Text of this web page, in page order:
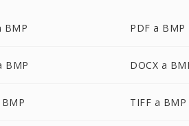
BMP PDF a BMP
BMP DOCX a
BMP TIFF a BMP